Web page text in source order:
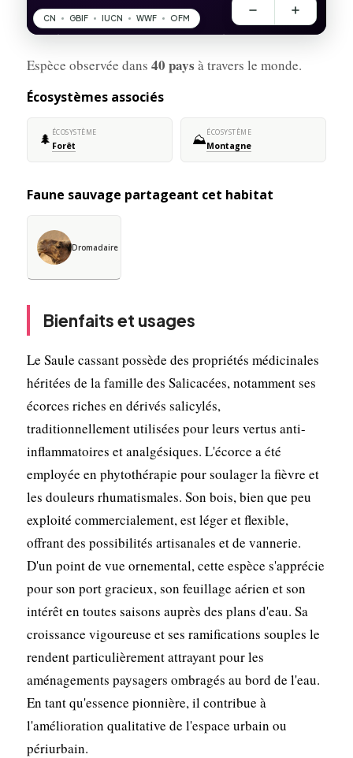
Espèce observée dans 40 pays à travers le monde.
Écosystèmes associés
🌲 ÉCOSYSTÈME
Forêt ⛰️ÉCOSYSTÈME
Montagne
Faune sauvage partageant cet habitat
Dromadaire
Bienfaits et usages
Le Saule cassant possède des propriétés médicinales
héritées de la famille des Salicacées, notamment ses
écorces riches en dérivés salicylés,
traditionnellement utilisées pour leurs vertus anti-
inflammatoires et analgésiques. L'écorce a été
employée en phytothérapie pour soulager la fièvre et
les douleurs rhumatismales. Son bois, bien que peu
exploité commercialement, est léger et flexible,
offrant des possibilités artisanales et de vannerie.
D'un point de vue ornemental, cette espèce s'apprécie
pour son port gracieux, son feuillage aérien et son
intérêt en toutes saisons auprès des plans d'eau. Sa
croissance vigoureuse et ses ramifications souples le
rendent particulièrement attrayant pour les
aménagements paysagers ombragés au bord de l'eau.
En tant qu'essence pionnière, il contribue à
l'amélioration qualitative de l'espace urbain ou
périurbain.